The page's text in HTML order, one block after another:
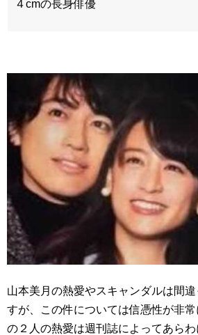
４cmの長身俳優
山本美月の熱愛やスキャンダルは間
すが、この件については信憑性が非
の２人の熱愛は週刊誌によってあら